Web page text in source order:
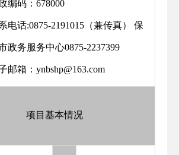
编码：678000
电话:0875-2191015（兼传真） 保
政务服务中心0875-2237399
邮箱：ynbshp@163.com
项目基本情况